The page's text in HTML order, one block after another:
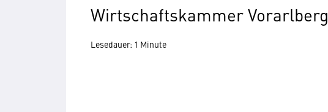
Wirtschaftskammer Vorarlberg
Lesedauer: 1 Minute